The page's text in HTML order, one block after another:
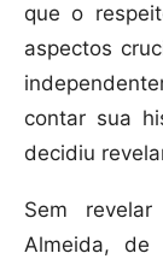
que o
aspectos
contar sua
decidiu
Sem
Almeida,